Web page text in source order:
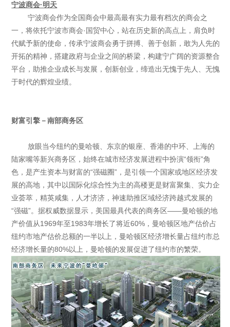
宁波商会·明天
宁波商会作为全国商会中最高最有实力最有档次的商会之
一，将依托宁波市商会·国贸中心，站在历史新的高点上，肩负时
代赋予新的使命，传承宁波商会勇于拼搏、善于创新，敢为人先的
开拓的精神，搭建政府与企业之间的桥梁，构建宁广阔的资源整合
平台，助推企业成长与发展，创新创业，缔造出无愧于先人、无愧
于时代的辉煌业绩。
财富引擎－南部商务区
放眼当今纽约的曼哈顿、东京的银座、香港的中环、上海的
陆家嘴等新兴商务区，始终在城市经济发展进程中扮演“领衔”角
色，是产生资本与财富的“强磁圈”，是引领一个国家或地区经济发
展的高地，其中以国际化综合性为主的高楼更是财富聚集、实力企
业荟萃，精英咸集，人才济济，神速助推区域经济跨越式发展的
“强磁”。据权威数据显示，美国最具代表的商务区——曼哈顿的地
产价值从1969年至1983年增长了将近60%，曼哈顿区地产估价占
纽约市地产估价总额的一半以上，曼哈顿区经济增长量占纽约市总
经济增长量的80%以上，曼哈顿的发展促进了纽约市的繁荣。